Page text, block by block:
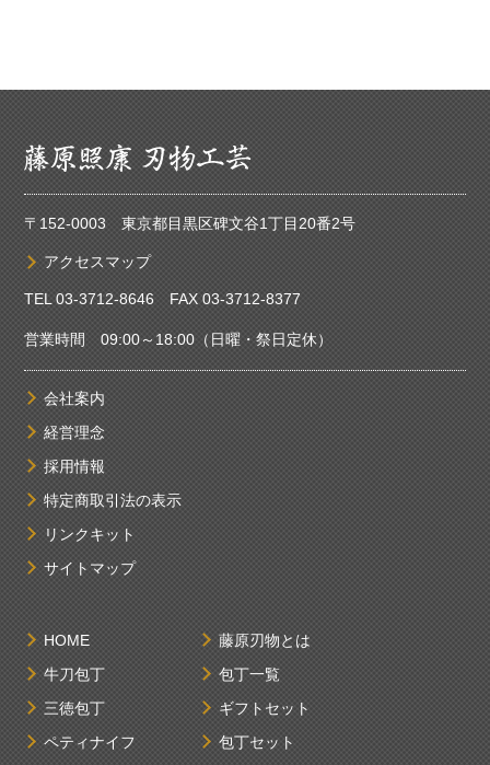
〒152-0003 東京都目黒区碑文谷1丁目20番2号
アクセスマップ
TEL 03-3712-8646 FAX 03-3712-8377
営業時間 09:00～18:00（日曜・祭日定休）
会社案内
経営理念
採用情報
特定商取引法の表示
リンクキット
サイトマップ
HOME
牛刀包丁
三徳包丁
ペティナイフ
藤原刃物とは
包丁一覧
ギフトセット
包丁セット